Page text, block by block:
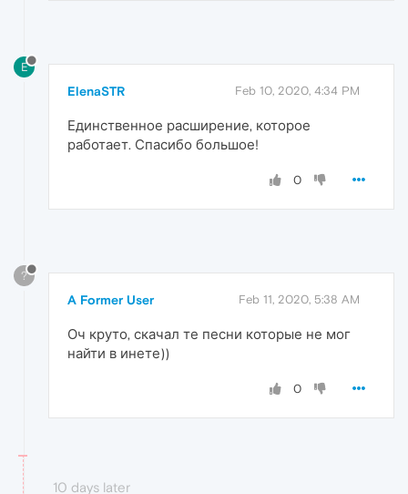
E
ElenaSTR Feb 10, 2020, 4:34 PM
Единственное расширение, которое
работает. Спасибо большое!
0
?
A Former User Feb 11, 2020, 5:38 AM
Оч круто, скачал те песни которые не мог
найти в инете))
0
10 days later